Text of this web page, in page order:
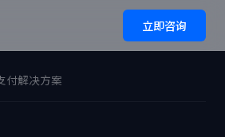
立即咨询
付解决方案